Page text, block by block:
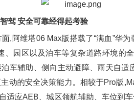
驾 安全可靠经得起考验
维塔06 Max版搭载了“满血”华为
、园区以及泊车等复杂道路环境的
车辅助、侧向主动避障、雨天自适
动的安全决策能力。相较于Pro版
适应AEB、城区领航辅助、车位到